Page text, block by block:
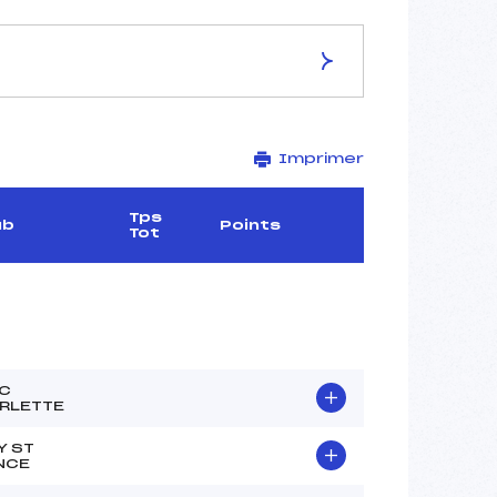
–
–
–
Imprimer
Tps
Tot
Points
ST